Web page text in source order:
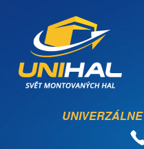
UNIVERZÁLNE